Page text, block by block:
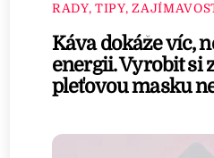
RADY, TIPY,
Káva dokáže víc,
energii. Vyrobit si
pleťovou masku